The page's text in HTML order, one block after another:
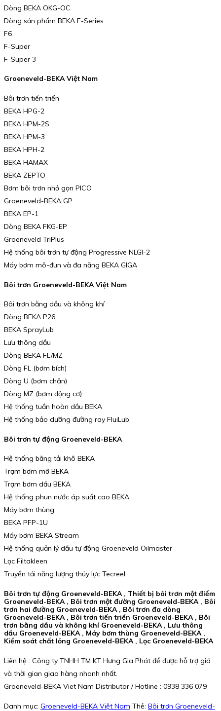
Dòng BEKA OKG-OC
Dòng sản phẩm BEKA F-Series
F6
F-Super
F-Super 3
Groeneveld-BEKA Việt Nam
Bôi trơn tiến triển
BEKA HPG-2
BEKA HPM-2S
BEKA HPM-3
BEKA HPH-2
BEKA HAMAX
BEKA ZEPTO
Bơm bôi trơn nhỏ gọn PICO
Groeneveld-BEKA GP
BEKA EP-1
Dòng BEKA FKG-EP
Groeneveld TriPlus
Hệ thống bôi trơn tự động Progressive NLGI-2
Máy bơm mô-đun và đa năng BEKA GIGA
Bôi trơn Groeneveld-BEKA Việt Nam
Bôi trơn bằng dầu và không khí
Dòng BEKA P26
BEKA SprayLub
Lưu thông dầu
Dòng BEKA FL/MZ
Dòng FL (bơm bích)
Dòng U (bơm chân)
Dòng MZ (bơm động cơ)
Hệ thống tuần hoàn dầu BEKA
Hệ thống bảo dưỡng đường ray FluiLub
Bôi trơn tự động Groeneveld-BEKA
Hệ thống băng tải khô BEKA
Trạm bơm mỡ BEKA
Trạm bơm dầu BEKA
Hệ thống phun nước áp suất cao BEKA
Máy bơm thùng
BEKA PFP-1U
Máy bơm BEKA Stream
Hệ thống quản lý dầu tự động Groeneveld Oilmaster
Lọc Filtakleen
Truyền tải năng lượng thủy lực Tecreel
Bôi trơn tự động Groeneveld-BEKA , Thiết bị bôi trơn một điểm
Groeneveld-BEKA , Bôi trơn một đường Groeneveld-BEKA , Bôi
trơn hai đường Groeneveld-BEKA , Bôi trơn đa dòng
Groeneveld-BEKA , Bôi trơn tiến triển Groeneveld-BEKA , Bôi
trơn bằng dầu và không khí Groeneveld-BEKA , Lưu thông
dầu Groeneveld-BEKA , Máy bơm thùng Groeneveld-BEKA ,
Kiểm soát chất lỏng Groeneveld-BEKA , Lọc Groeneveld-BEKA
Liên hệ : Công ty TNHH TM KT Hưng Gia Phát để được hỗ trợ giá
và thời gian giao hàng nhanh nhất.
Groeneveld-BEKA Viet Nam Distributor / Hotline : 0938 336 079
Danh mục: Groeneveld-BEKA Việt Nam Thẻ: Bôi trơn Groeneveld-